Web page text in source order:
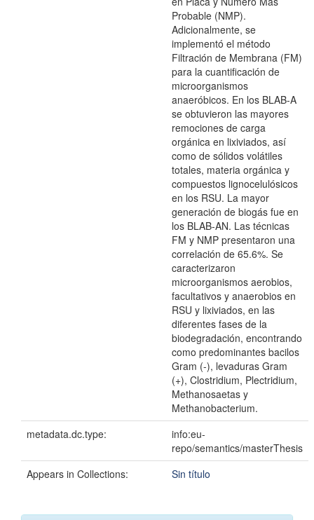
Probable (NMP).
Adicionalmente, se
implementó el método
Filtración de Membrana (FM)
para la cuantificación de
microorganismos
anaeróbicos. En los BLAB-A
se obtuvieron las mayores
remociones de carga
orgánica en lixiviados, así
como de sólidos volátiles
totales, materia orgánica y
compuestos lignocelulósicos
en los RSU. La mayor
generación de biogás fue en
los BLAB-AN. Las técnicas
FM y NMP presentaron una
correlación de 65.6%. Se
caracterizaron
microorganismos aerobios,
facultativos y anaerobios en
RSU y lixiviados, en las
diferentes fases de la
biodegradación, encontrando
como predominantes bacilos
Gram (-), levaduras Gram
(+), Clostridium, Plectridium,
Methanosaetas y
Methanobacterium.
metadata.dc.type:
info:eu-
repo/semantics/masterThesis
Appears in Collections:
Sin título